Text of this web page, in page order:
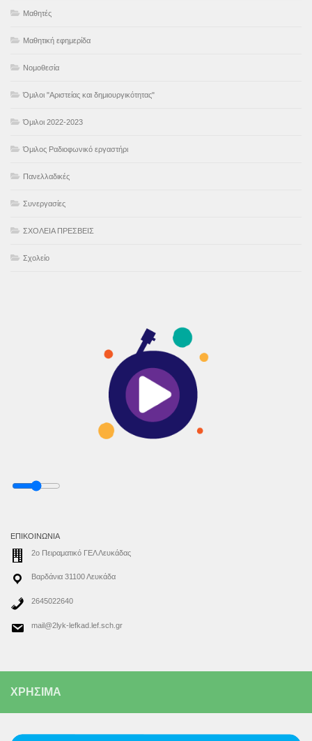
Μαθητές
Μαθητική εφημερίδα
Νομοθεσία
Όμιλοι "Αριστείας και δημιουργικότητας"
Όμιλοι 2022-2023
Όμιλος Ραδιοφωνικό εργαστήρι
Πανελλαδικές
Συνεργασίες
ΣΧΟΛΕΙΑ ΠΡΕΣΒΕΙΣ
Σχολείο
ΕΠΙΚΟΙΝΩΝΊΑ
2ο Πειραματικό ΓΕΛ Λευκάδας
Βαρδάνια 31100 Λευκάδα
2645022640
mail@2lyk-lefkad.lef.sch.gr
ΧΡΗΣΙΜΑ